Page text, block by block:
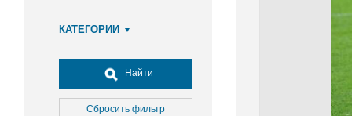
КАТЕГОРИИ
Досуг, туризм и отдых
Культура
Медицина
Найти
Сбросить фильтр